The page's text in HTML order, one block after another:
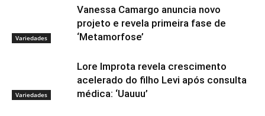
Variedades
Vanessa Camargo anuncia novo
projeto e revela primeira fase de
‘Metamorfose’
Variedades
Lore Improta revela crescimento
acelerado do filho Levi após consulta
médica: ‘Uauuu’